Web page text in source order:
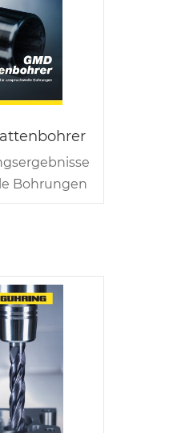
Bohrungen